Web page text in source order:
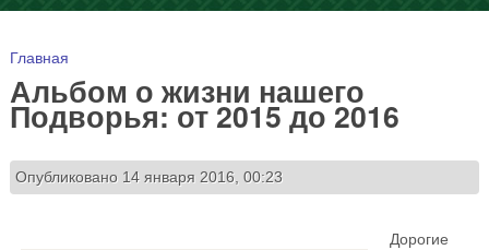
Вы здесь
Главная
Альбом о жизни нашего
Подворья: от 2015 до 2016
Опубликовано 14 января 2016, 00:23
Дорогие